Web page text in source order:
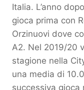
Italia. L’anno
gioca prima con
Orzinuovi dove
A2. Nel 2019/20
stagione nella
una media di
successiva gioca